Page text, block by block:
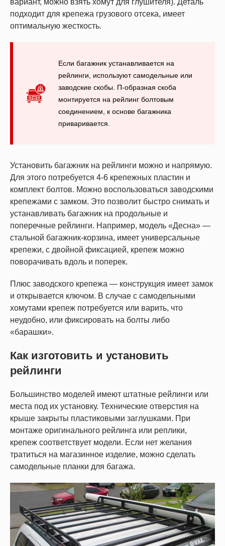
вариант, можно взять хомут для глушителя). Деталь
подходит для крепежа грузового отсека, имеет
оптимальную жесткость.
Если багажник устанавливается на
рейлинги, используют самодельные или
заводские скобы. П-образная скоба
монтируется на рейлинг болтовым
соединением, к основе багажника
приваривается.
Установить багажник на рейлинги можно и напрямую.
Для этого потребуется 4-6 крепежных пластин и
комплект болтов. Можно воспользоваться заводскими
крепежами с замком. Это позволит быстро снимать и
устанавливать багажник на продольные и
поперечные рейлинги. Например, модель «Десна» ―
стальной багажник-корзина, имеет универсальные
крепежи, с двойной фиксацией, крепеж можно
поворачивать вдоль и поперек.
Плюс заводского крепежа ― конструкция имеет замок
и открывается ключом. В случае с самодельными
хомутами крепеж потребуется или варить, что
неудобно, или фиксировать на болты либо
«барашки».
Как изготовить и установить
рейлинги
Большинство моделей имеют штатные рейлинги или
места под их установку. Технические отверстия на
крыше закрыты пластиковыми заглушками. При
монтаже оригинального рейлинга или реплики,
крепеж соответствует модели. Если нет желания
тратиться на магазинное изделие, можно сделать
самодельные планки для багажа.